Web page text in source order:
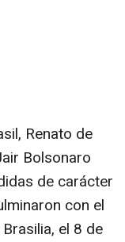
Renato de
Bolsonaro
de carácter
con el
el 8 de